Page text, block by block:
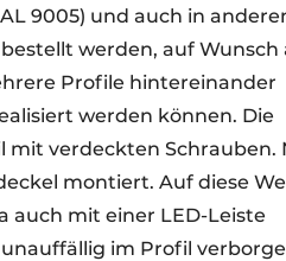
9005) und auch in
werden, auf Wunsch
Profile hintereinander
werden können. Die
mit verdeckten Schrauben.
montiert. Auf diese
auch mit einer LED-Leiste
im Profil